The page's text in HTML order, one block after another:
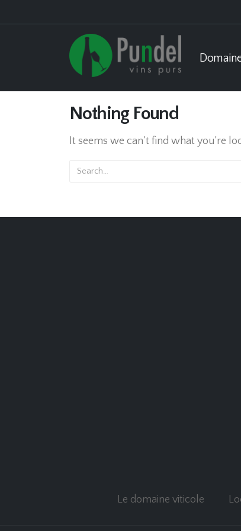
Nothing Found
It seems we can’t find what you’re
Le domaine viticole